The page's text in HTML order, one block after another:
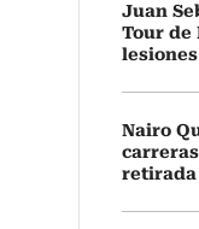
Juan
Tour de
Nairo
retirada